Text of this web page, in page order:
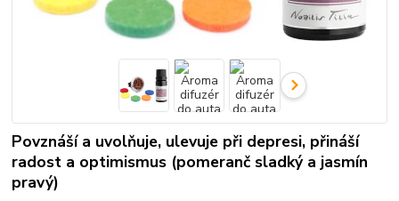
Povznáší a uvolňuje, ulevuje při depresi, přináší
radost a optimismus (pomeranč sladký a jasmín
pravý)